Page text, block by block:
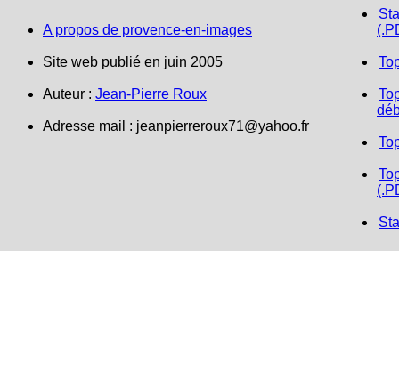
A propos de provence-en-images
Site web publié en juin 2005
Auteur : Jean-Pierre Roux
Adresse mail : jeanpierreroux71@yahoo.fr